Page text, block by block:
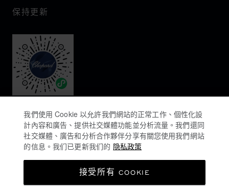
保持更新
我們使用 Cookie 以允許我們網站的正常工作、個性化設
計內容和廣告、提供社交媒體功能並分析流量。我們還同
社交媒體、廣告和分析合作夥伴分享有關您使用我們網站
的信息。我们已更新我们的 隐私政策
接受所有 COOKIE